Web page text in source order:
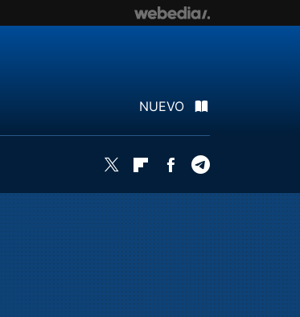
NUEVO
Twitter FlipboardFacebook